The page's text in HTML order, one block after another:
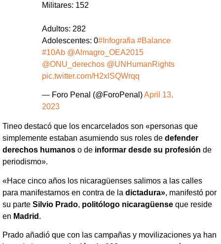
Militares: 152
Adultos: 282
Adolescentes: 0#Infografia #Balance
#10Ab @Almagro_OEA2015
@ONU_derechos @UNHumanRights
pic.twitter.com/H2xlSQWrqq
— Foro Penal (@ForoPenal)April 13,
2023
Tineo destacó que los encarcelados son «personas que
simplemente estaban asumiendo sus roles de defender
derechos humanos o de informar desde su profesión de
periodismo».
«Hace cinco años los nicaragüenses salimos a las calles
para manifestarnos en contra de la dictadura», manifestó por
su parte Silvio Prado, politólogo nicaragüense que reside
en Madrid .
Prado añadió que con las campañas y movilizaciones ya han